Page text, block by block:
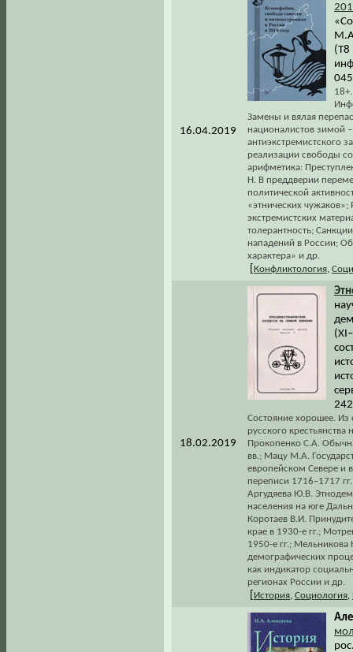
16.04.2019
(Т8
Замены и вялая
националистов зимой
антиэкстремистского
реализации свободы
арифметика:
Н. В преддверии
политической
«этнических
экстремистских
толерантность;
нападений в России;
характера» и др.
Конфликтология
18.02.2019
Состояние хорошее.
русского
Прокопенко С.А.
вв.; Мацу М.А.
европейском Севере и
переписи 1716–1717
Аргудяева Ю.В.
населения на юге
Коротаев В.И.
крае в 1930-е гг.;
1950-е гг.;
демографических
как индикатор
регионах России и др.
История Социология